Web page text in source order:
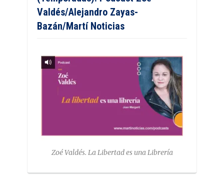
Valdés/Alejandro Zayas-
Bazán/Martí Noticias
Zoé Valdés. La Libertad es una Librería